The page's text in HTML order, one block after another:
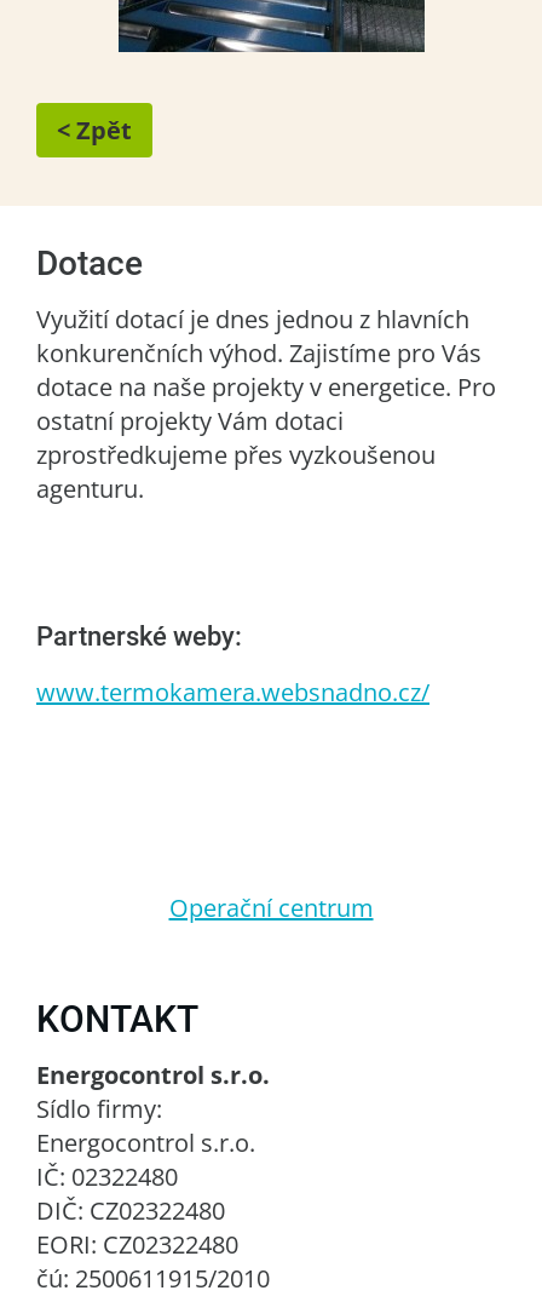
< Zpět
Dotace
Využití dotací je dnes jednou z hlavních
konkurenčních výhod. Zajistíme pro Vás
dotace na naše projekty v energetice. Pro
ostatní projekty Vám dotaci
zprostředkujeme přes vyzkoušenou
agenturu.
Partnerské weby:
www.termokamera.websnadno.cz/
Operační centrum
KONTAKT
Energocontrol s.r.o.
Sídlo firmy:
Energocontrol s.r.o.
IČ: 02322480
DIČ: CZ02322480
EORI: CZ02322480
čú: 2500611915/2010